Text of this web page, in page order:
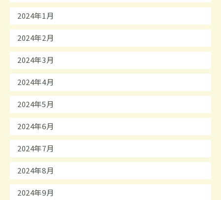
2024年1月
2024年2月
2024年3月
2024年4月
2024年5月
2024年6月
2024年7月
2024年8月
2024年9月